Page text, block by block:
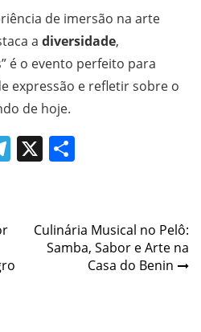
de imersão na arte
a diversidade,
é o evento perfeito para
expressão e refletir sobre o
de hoje.
Telegram
X
Culinária Musical no Pelô:
Samba, Sabor e Arte na
Casa do Benin